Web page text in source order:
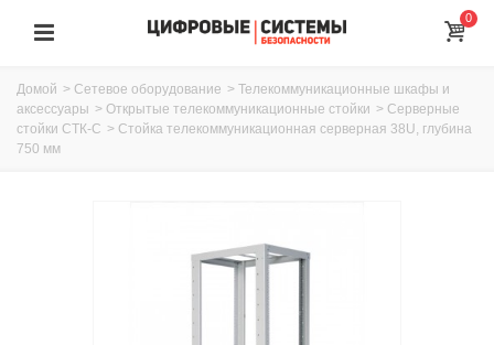
0
Домой > Сетевое оборудование > Телекоммуникационные шкафы и
аксессуары > Открытые телекоммуникационные стойки > Серверные
стойки СТК-С > Стойка телекоммуникационная серверная 38U, глубина
750 мм